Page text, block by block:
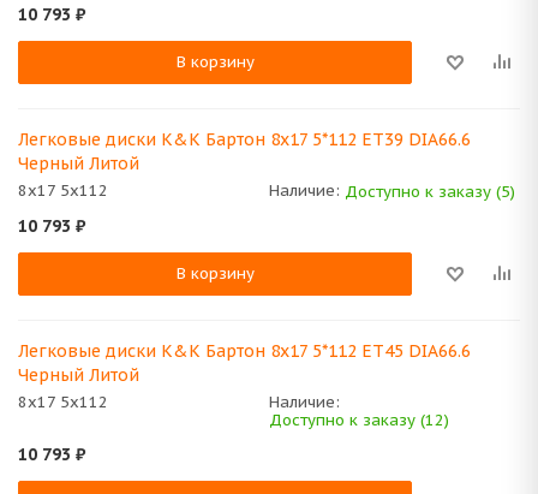
10 793 ₽
В корзину
Легковые диски K&K Бартон 8x17 5*112 ET39 DIA66.6
Черный Литой
8x17 5x112 Наличие: Доступно к заказу (5)
10 793 ₽
В корзину
Легковые диски K&K Бартон 8x17 5*112 ET45 DIA66.6
Черный Литой
8x17 5x112
Наличие:
Доступно к заказу (12)
10 793 ₽